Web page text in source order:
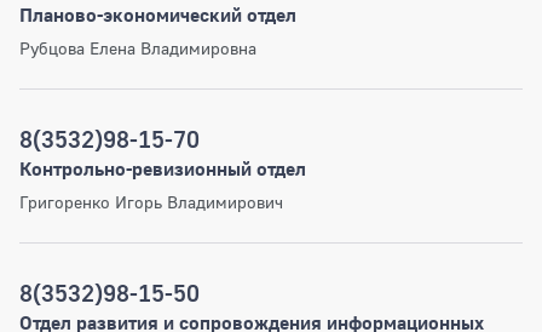
Планово-экономический отдел
Рубцова Елена Владимировна
Контрольно-ревизионный отдел
Григоренко Игорь Владимирович
8(3532)98-15-70
Отдел развития и сопровождения информационных
8(3532)98-15-50